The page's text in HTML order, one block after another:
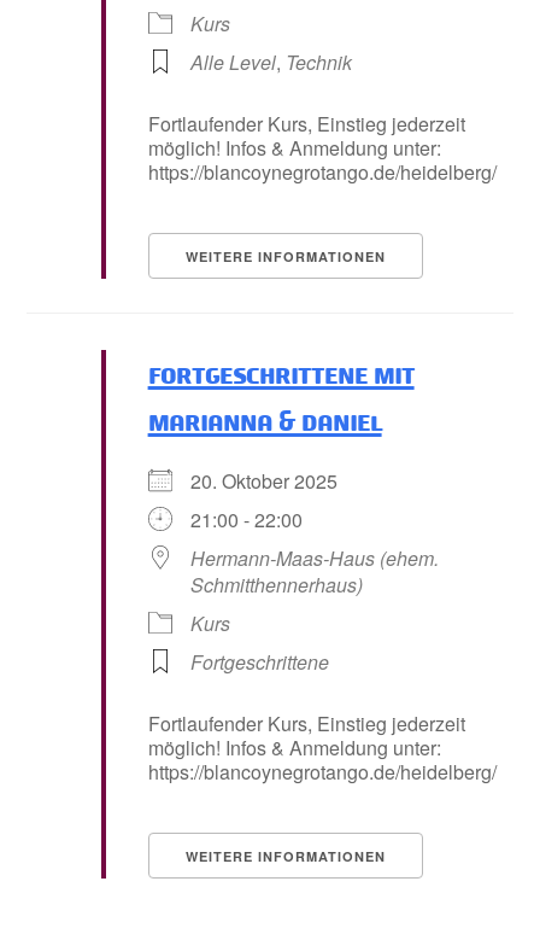
Kurs
Alle Level, Technik
Fortlaufender Kurs, Einstieg jederzeit
möglich! Infos & Anmeldung unter:
https://blancoynegrotango.de/heidelberg/
WEITERE INFORMATIONEN
fortgeschrittene mit
marianna & daniel
20. Oktober 2025
21:00 - 22:00
Hermann-Maas-Haus (ehem.
Schmitthennerhaus)
Kurs
Fortgeschrittene
Fortlaufender Kurs, Einstieg jederzeit
möglich! Infos & Anmeldung unter:
https://blancoynegrotango.de/heidelberg/
WEITERE INFORMATIONEN